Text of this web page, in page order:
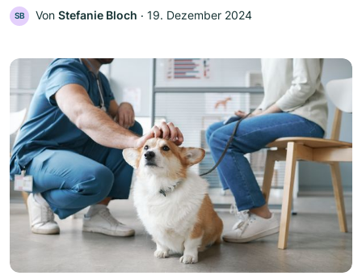
SB Von Stefanie Bloch ‧ 19. Dezember 2024